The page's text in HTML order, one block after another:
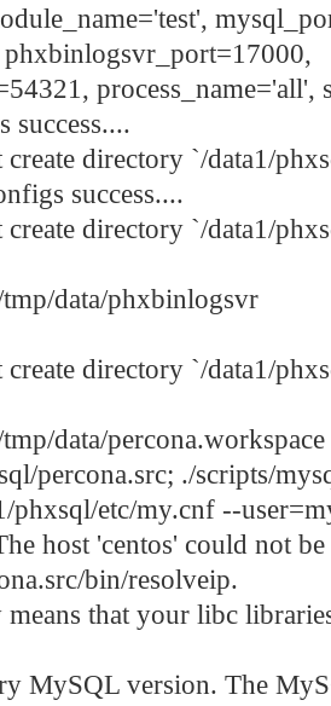
process_name='all',
directory `/data1/
success....
directory `/data1/
data/phxbinlogsvr
directory `/data1/
data/percona.workspace
percona.src; ./scripts/
phxsql/etc/my.cnf --
'centos' could not be
bin/resolveip.
that your libc
version. The